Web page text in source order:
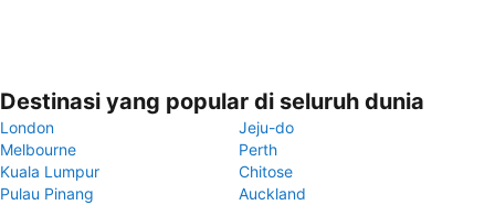
Destinasi yang popular di seluruh dunia
London
Jeju-do
Melbourne
Perth
Kuala Lumpur
Chitose
Pulau Pinang
Auckland